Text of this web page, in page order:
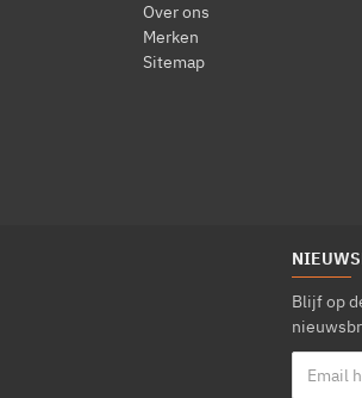
Over ons
Merken
Sitemap
Blijf op